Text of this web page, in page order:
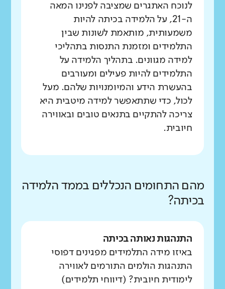
לנוכח האתגרים שמציבה לפנינו המאה
ה-21, על הלמידה בכיתה להיות
משמעותית, מותאמת לשונות שבין
התלמידים ומזמנת התנסות בתהליכי
למידה מגוונים. בתהליך הלמידה על
התלמידים להיות פעילים ומעורבים
בהעשרת הידע והמיומנויות שלהם. מעל
לכול, כדי שתתאפשר למידה מיטבית היא
צריכה להתקיים בתנאים טובים ובאווירה
חיובית.
מהם התחומים הנכללים בממד הלמידה
בכיתה?
התנהגות נאותה בכיתה
באיזו מידה התלמידים מפגינים דפוסי
התנהגות הולמים התורמים לאווירה
לימודית חיובית? (דיווחי תלמידים)